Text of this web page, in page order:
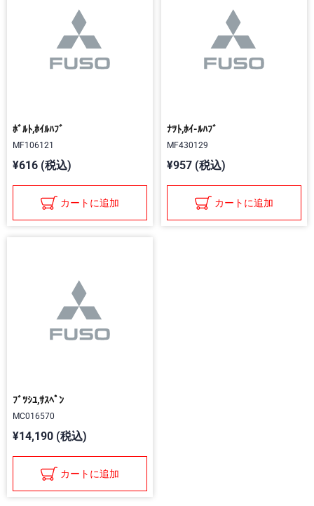
ﾎﾞﾙﾄ,ﾎｲﾙﾊﾌﾞ
MF106121
¥616 (税込)
カートに追加
ﾅﾂﾄ,ﾎｲ-ﾙﾊﾌﾞ
MF430129
¥957 (税込)
カートに追加
ﾌﾞﾂｼﾕ,ｻｽﾍﾟﾝ
MC016570
¥14,190 (税込)
カートに追加